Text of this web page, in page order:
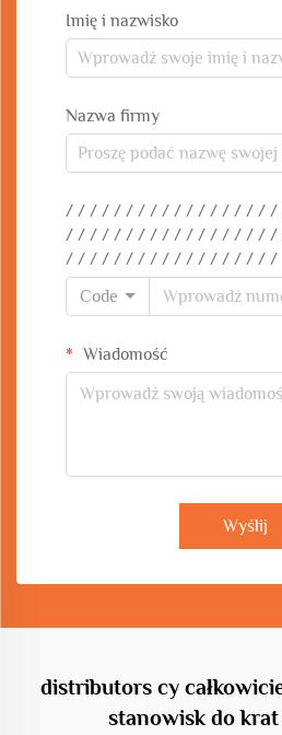
Imię i nazwisko
Nazwa firmy
/ / / / / / / / / / / / / / / / /
/ / / / / / / / / / / / / / / / /
/ / / / / / / / / / / / / / / / / /
Code
Wiadomość
Wyślij
distributors cy
stanowisk do